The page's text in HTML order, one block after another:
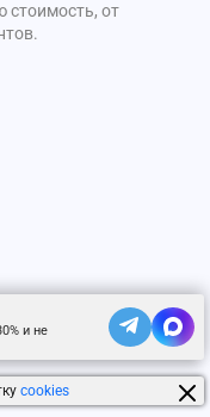
стоимость, от
инженерных
и не
cookies